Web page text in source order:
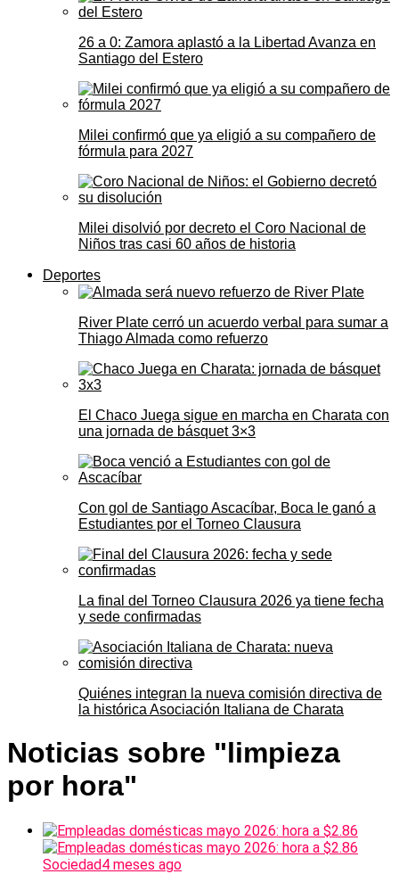
26 a 0: Zamora aplastó a la Libertad Avanza en
Santiago del Estero
Milei confirmó que ya eligió a su compañero de
fórmula para 2027
Milei disolvió por decreto el Coro Nacional de
Niños tras casi 60 años de historia
Deportes
River Plate cerró un acuerdo verbal para sumar a
Thiago Almada como refuerzo
El Chaco Juega sigue en marcha en Charata con
una jornada de básquet 3×3
Con gol de Santiago Ascacíbar, Boca le ganó a
Estudiantes por el Torneo Clausura
La final del Torneo Clausura 2026 ya tiene fecha
y sede confirmadas
Quiénes integran la nueva comisión directiva de
la histórica Asociación Italiana de Charata
Noticias sobre "limpieza
por hora"
Sociedad4 meses ago